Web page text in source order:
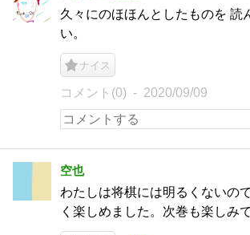
久々にのほほんとしたものを 読
い。
ナイス
コメント(0) 2020/09/09
空也
わたしは将棋には明るくないの
く楽しめました。次巻も楽しみで